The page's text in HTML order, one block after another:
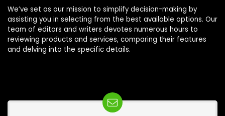
We’ve set as our mission to simplify decision-making by
assisting you in selecting from the best available options. Our
team of editors and writers devotes numerous hours to
reviewing products and services, comparing their features
and delving into the specific details.